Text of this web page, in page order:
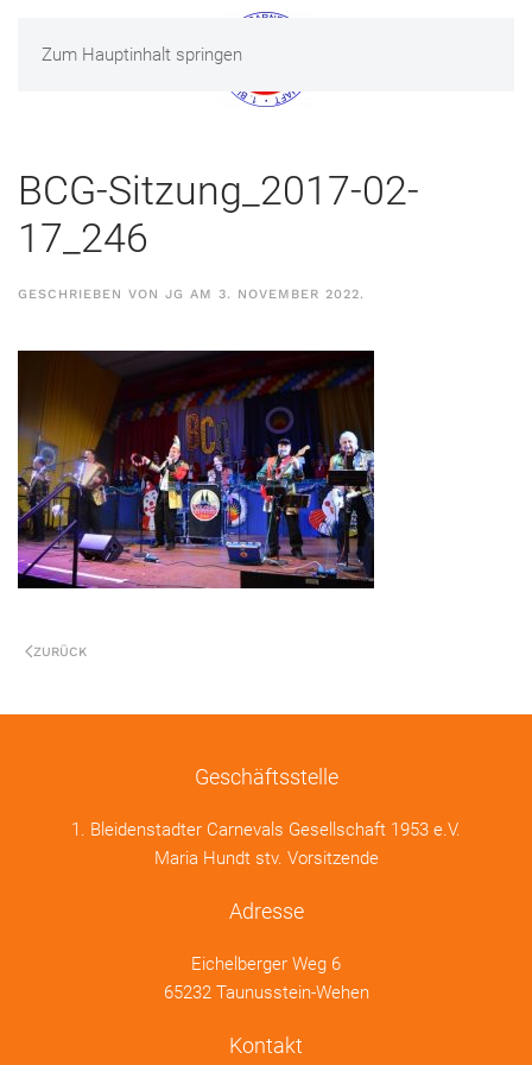
Zum Hauptinhalt springen
MENÜ
BCG-Sitzung_2017-02-
17_246
GESCHRIEBEN VON JG AM 3. NOVEMBER 2022.
ZURÜCK
Geschäftsstelle
1. Bleidenstadter Carnevals Gesellschaft 1953 e.V.
Maria Hundt stv. Vorsitzende
Adresse
Eichelberger Weg 6
65232 Taunusstein-Wehen
Kontakt